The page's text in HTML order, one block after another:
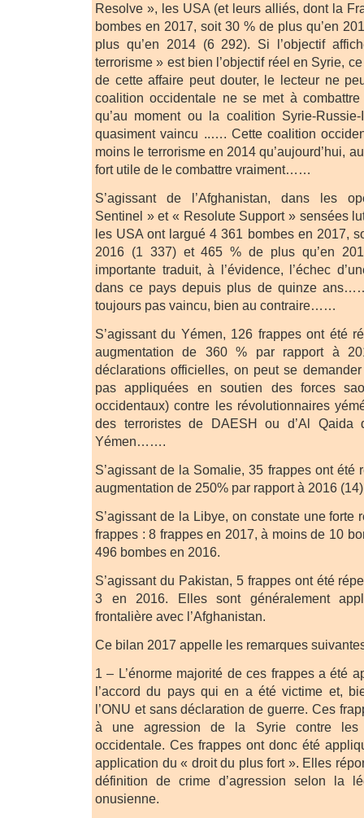
Resolve », les USA (et leurs alliés, dont la
bombes en 2017, soit 30 % de plus qu’en
plus qu’en 2014 (6 292). Si l’objectif
terrorisme » est bien l’objectif réel en Syrie,
de cette affaire peut douter, le lecteur ne
coalition occidentale ne se met à
qu’au moment ou la coalition Syrie-
quasiment vaincu ..…. Cette coalition
moins le terrorisme en 2014 qu’aujourd’hui,
fort utile de le combattre vraiment……
S’agissant de l’Afghanistan, dans les
Sentinel » et « Resolute Support » sensées
les USA ont largué 4 361 bombes en 2017,
2016 (1 337) et 465 % de plus qu’en
importante traduit, à l’évidence, l’échec
dans ce pays depuis plus de quinze
toujours pas vaincu, bien au contraire……
S’agissant du Yémen, 126 frappes ont été
augmentation de 360 % par rapport à
déclarations officielles, on peut se
pas appliquées en soutien des forces
occidentaux) contre les révolutionnaires
des terroristes de DAESH ou d’Al Qaida
Yémen…….
S’agissant de la Somalie, 35 frappes ont été
augmentation de 250% par rapport à 2016
S’agissant de la Libye, on constate une forte
frappes : 8 frappes en 2017, à moins de 10
496 bombes en 2016.
S’agissant du Pakistan, 5 frappes ont été
3 en 2016. Elles sont généralement
frontalière avec l’Afghanistan.
Ce bilan 2017 appelle les remarques
1 – L’énorme majorité de ces frappes a été
l’accord du pays qui en a été victime et,
l’ONU et sans déclaration de guerre. Ces
à une agression de la Syrie contre
occidentale. Ces frappes ont donc été
application du « droit du plus fort ». Elles
définition de crime d’agression selon la
onusienne.